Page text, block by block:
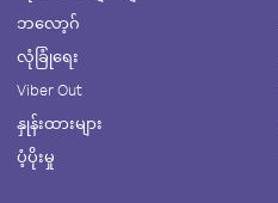
ဘလော့ဂ်
လုံခြုံရေး
Viber Out
နှုန်းထားများ
ပံ့ပိုးမှု